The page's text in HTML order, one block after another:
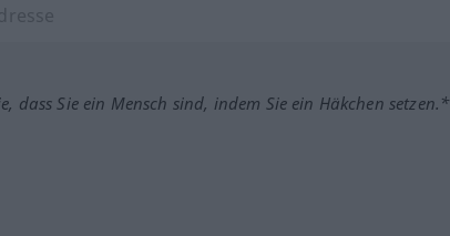
dass Sie ein Mensch sind, indem Sie ein Häkchen setzen.*